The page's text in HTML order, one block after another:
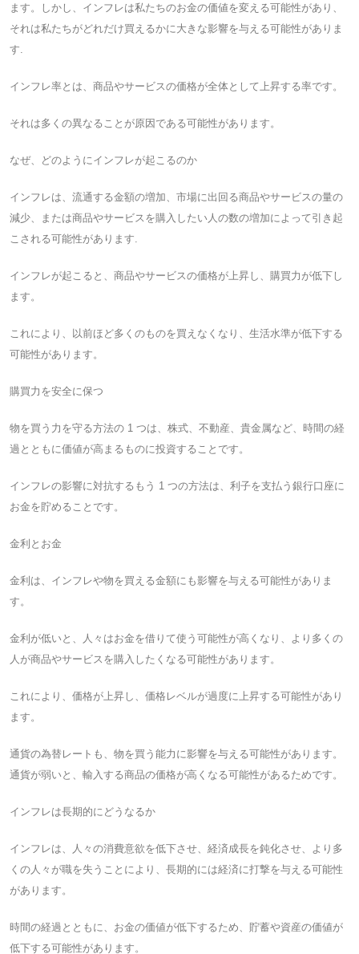
ます。しかし、インフレは私たちのお金の価値を変える可能性があり、
それは私たちがどれだけ買えるかに大きな影響を与える可能性がありま
す.
インフレ率とは、商品やサービスの価格が全体として上昇する率です。
それは多くの異なることが原因である可能性があります。
なぜ、どのようにインフレが起こるのか
インフレは、流通する金額の増加、市場に出回る商品やサービスの量の
減少、または商品やサービスを購入したい人の数の増加によって引き起
こされる可能性があります.
インフレが起こると、商品やサービスの価格が上昇し、購買力が低下し
ます。
これにより、以前ほど多くのものを買えなくなり、生活水準が低下する
可能性があります。
購買力を安全に保つ
物を買う力を守る方法の 1 つは、株式、不動産、貴金属など、時間の経
過とともに価値が高まるものに投資することです。
インフレの影響に対抗するもう 1 つの方法は、利子を支払う銀行口座に
お金を貯めることです。
金利とお金
金利は、インフレや物を買える金額にも影響を与える可能性がありま
す。
金利が低いと、人々はお金を借りて使う可能性が高くなり、より多くの
人が商品やサービスを購入したくなる可能性があります。
これにより、価格が上昇し、価格レベルが過度に上昇する可能性があり
ます。
通貨の為替レートも、物を買う能力に影響を与える可能性があります。
通貨が弱いと、輸入する商品の価格が高くなる可能性があるためです。
インフレは長期的にどうなるか
インフレは、人々の消費意欲を低下させ、経済成長を鈍化させ、より多
くの人々が職を失うことにより、長期的には経済に打撃を与える可能性
があります。
時間の経過とともに、お金の価値が低下するため、貯蓄や資産の価値が
低下する可能性があります。